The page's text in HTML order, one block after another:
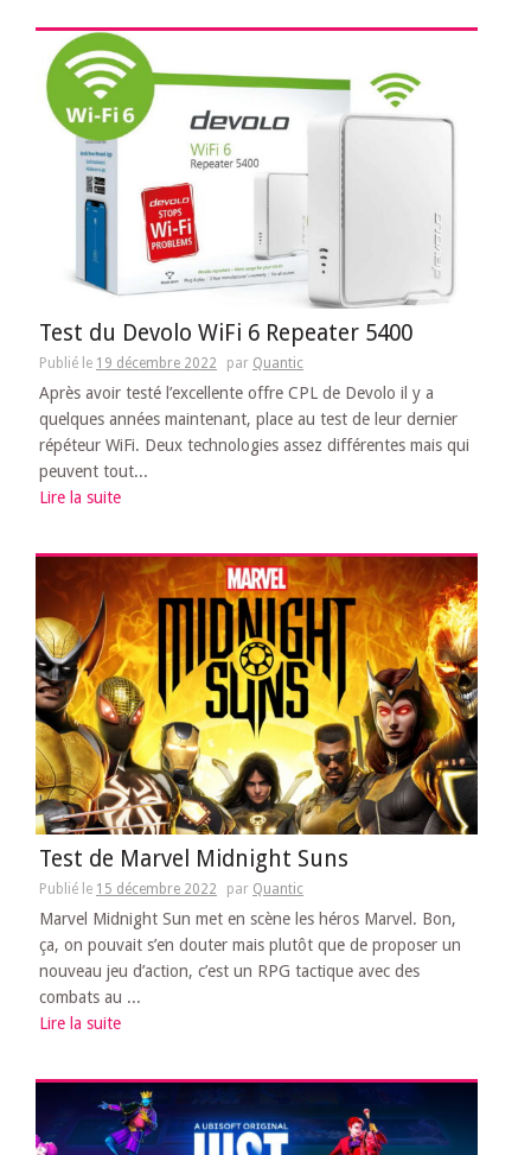
Test du Devolo WiFi 6 Repeater 5400
Publié le 19 décembre 2022 par Quantic
Après avoir testé l’excellente offre CPL de Devolo il y a
quelques années maintenant, place au test de leur dernier
répéteur WiFi. Deux technologies assez différentes mais qui
peuvent tout...
Lire la suite
Test de Marvel Midnight Suns
Publié le 15 décembre 2022 par Quantic
Marvel Midnight Sun met en scène les héros Marvel. Bon,
ça, on pouvait s’en douter mais plutôt que de proposer un
nouveau jeu d’action, c’est un RPG tactique avec des
combats au ...
Lire la suite